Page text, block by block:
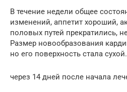
В течение недели общее
изменений, аппетит хороший,
половых путей прекратились,
Размер новообразования
но его поверхность стала
через 14 дней после начала